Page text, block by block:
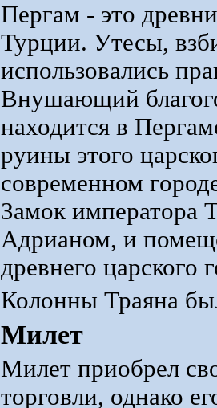
Пергам - это
Турции. Утесы,
использовались
Внушающий
находится в
руины этого
современном
Замок императора
Адрианом, и
древнего царского
Колонны Траяна
Милет
Милет приобрел
торговли, однако